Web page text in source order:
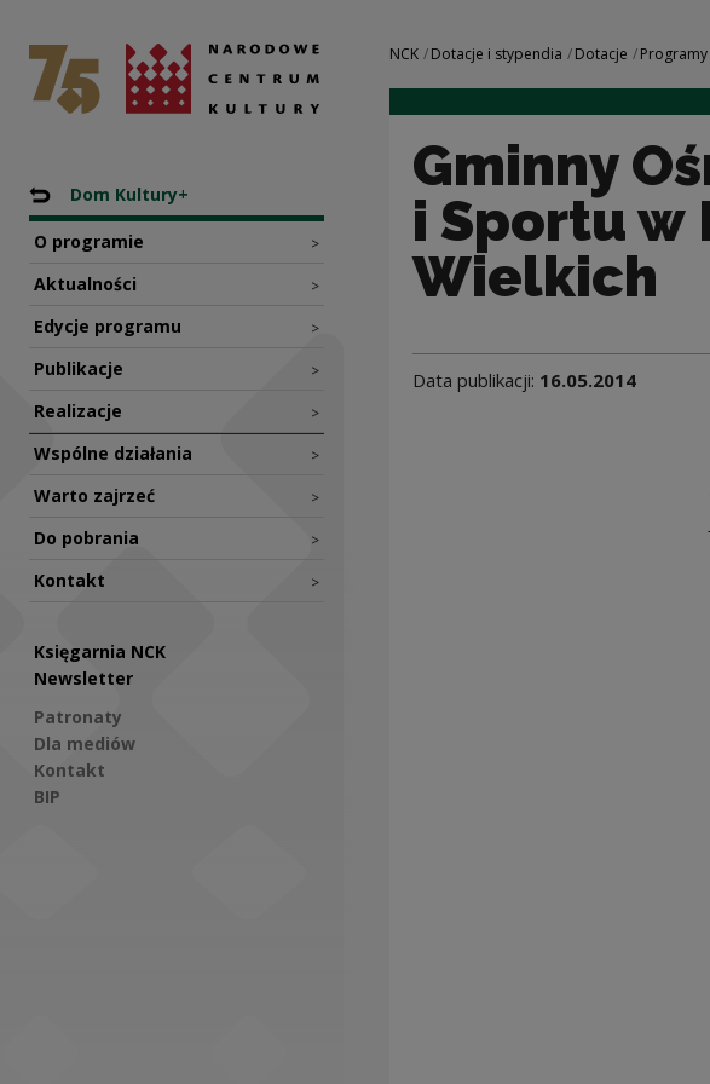
Gminny Ośrodek
Narodowe Centrum Kultury
Nawigacja
Powrót do: Programy dotacyjne NCK
Dom Kultury+
O programie >
Aktualności >
Edycje programu >
Publikacje >
Realizacje >
Wspólne działania >
Warto zajrzeć >
Do pobrania >
Kontakt >
Księgarnia NCK
Newsletter
Patronaty
Dla mediów
Kontakt
BIP
Nawigacja
NCK Dotacje i stypendia Dotacje
Gminny
i Sportu w
Wielkich
Data publikacji: 16.05.2014